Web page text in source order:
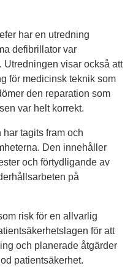
har en utredning
defibrillator var
visar också att
för medicinsk teknik som
den reparation som
var helt korrekt.
tagits fram och
Den innehåller
och förtydligande av
på
risk för en allvarlig
för att
och planerade åtgärder
patientsäkerhet.